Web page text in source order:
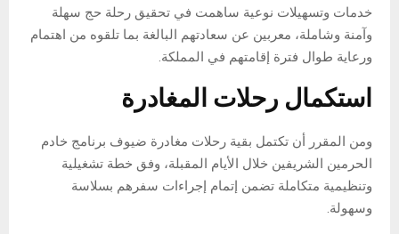
خدمات وتسهيلات نوعية ساهمت في تحقيق رحلة حج سهلة
وآمنة وشاملة، معربين عن سعادتهم البالغة بما تلقوه من اهتمام
ورعاية طوال فترة إقامتهم في المملكة.
استكمال رحلات المغادرة
ومن المقرر أن تكتمل بقية رحلات مغادرة ضيوف برنامج خادم
الحرمين الشريفين خلال الأيام المقبلة، وفق خطة تشغيلية
وتنظيمية متكاملة تضمن إتمام إجراءات سفرهم بسلاسة
وسهولة.